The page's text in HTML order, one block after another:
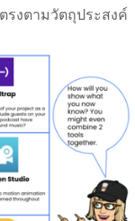
รงตามวัตถุประสงค์